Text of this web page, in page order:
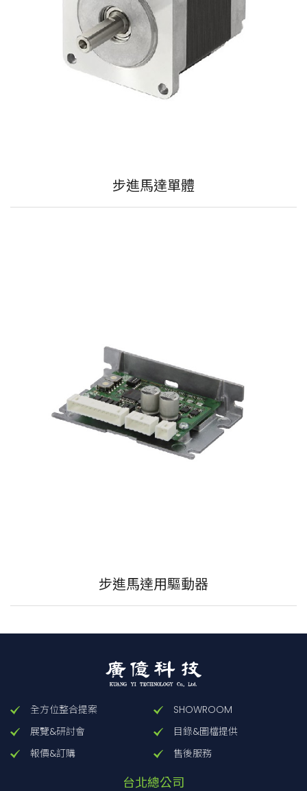
步進馬達單體
步進馬達用驅動器
全方位整合提案
SHOWROOM
展覽&研討會
目錄&圖檔提供
報價&訂購
售後服務
台北總公司